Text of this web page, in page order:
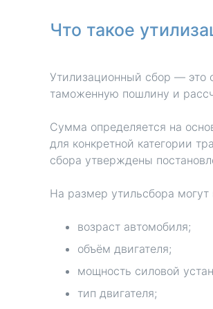
Что такое
Утилизационный сбор — это
таможенную пошлину и
Сумма определяется на
для конкретной категории
сбора утверждены
На размер утильсбора могут
возраст автомобиля;
объём двигателя;
мощность силовой
тип двигателя;